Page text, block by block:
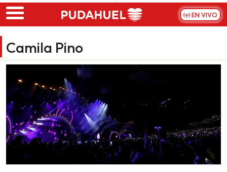
Skip to main content
EN VIVO
Camila Pino